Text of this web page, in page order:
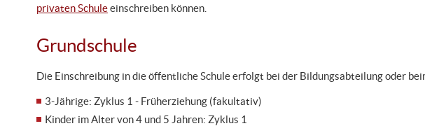
privaten Schuleeinschreiben können.
Grundschule
Die Einschreibung in die öffentliche Schule erfolgt bei der Bildungsabteilung oder
3-Jährige: Zyklus 1 - Früherziehung (fakultativ)
Kinder im Alter von 4 und 5 Jahren: Zyklus 1